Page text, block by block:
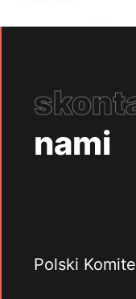
nami
Polski